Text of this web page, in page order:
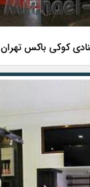
کوکی باکس تهران